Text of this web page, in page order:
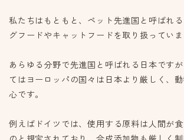
私たちはもともと、ペット先進国と呼ばれ
グフードやキャットフードを取り扱っていま
あらゆる分野で先進国と呼ばれる日本です
てはヨーロッパの国々は日本より厳しく、
心です。
例えばドイツでは、使用する原料は人間が